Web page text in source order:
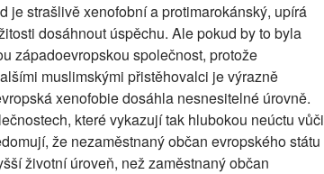
je strašlivě xenofobní a protimarokánský, upírá
dosáhnout úspěchu. Ale pokud by to byla
západoevropskou společnost, protože
muslimskými přistěhovalci je výrazně
xenofobie dosáhla nesnesitelné úrovně.
které vykazují tak hlubokou neúctu vůči
že nezaměstnaný občan evropského státu
životní úroveň, než zaměstnaný občan